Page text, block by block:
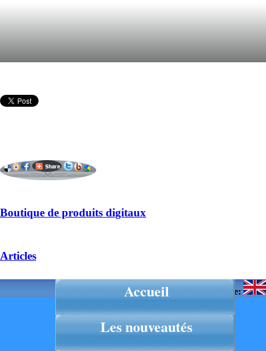
Boutique de produits digitaux
Articles
Langue:
Accueil
Les nouveautés